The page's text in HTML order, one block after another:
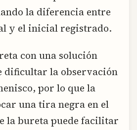
la diferencia entre
y el inicial registrado.
con una solución
dificultar la observación
por lo que la
una tira negra en el
la bureta puede facilitar